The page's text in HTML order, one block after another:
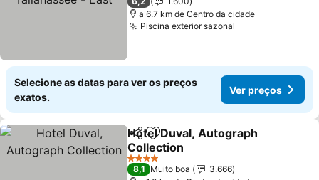
a 6.7 km de Centro da cidade
Piscina exterior sazonal
Selecione as datas para ver os preços
exatos.
Ver preços
PartilharAdicionar aos favoritos
Hotel Duval, Autograph
Collection
Ver preços
4 Estrelas
8,1 Muito boa
3.666